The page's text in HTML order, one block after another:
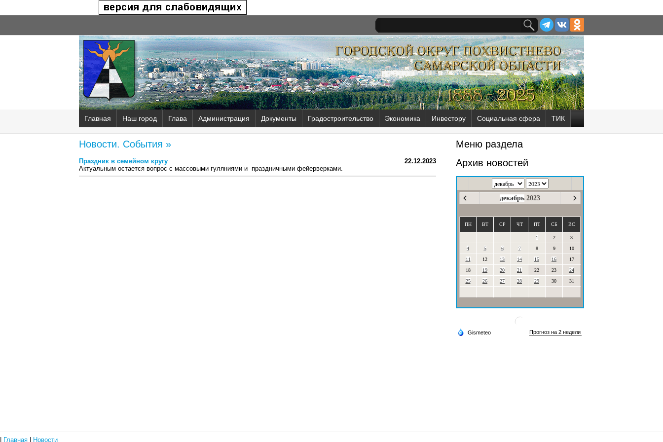
Главная Наш город Глава Администрация Документы Градостроительство Экономика Инвестору Социальная сфера ТИК
Новости. События »
22.12.2023
Праздник в семейном кругу
Актуальным остается вопрос с массовыми гуляниями и праздничными фейерверками.
Меню раздела
Архив новостей
декабрь 2023
ПН ВТ СР ЧТ ПТ СБ ВС
1 2
3
4
5 6 7 8 9
10
11
12 13 14 15 16
17
18
19 20 21 22 23
24
25
26 27 28 29 30 31
Главная Новости